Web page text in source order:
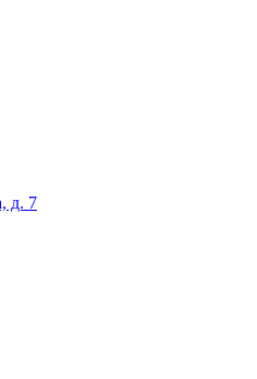
д. 7